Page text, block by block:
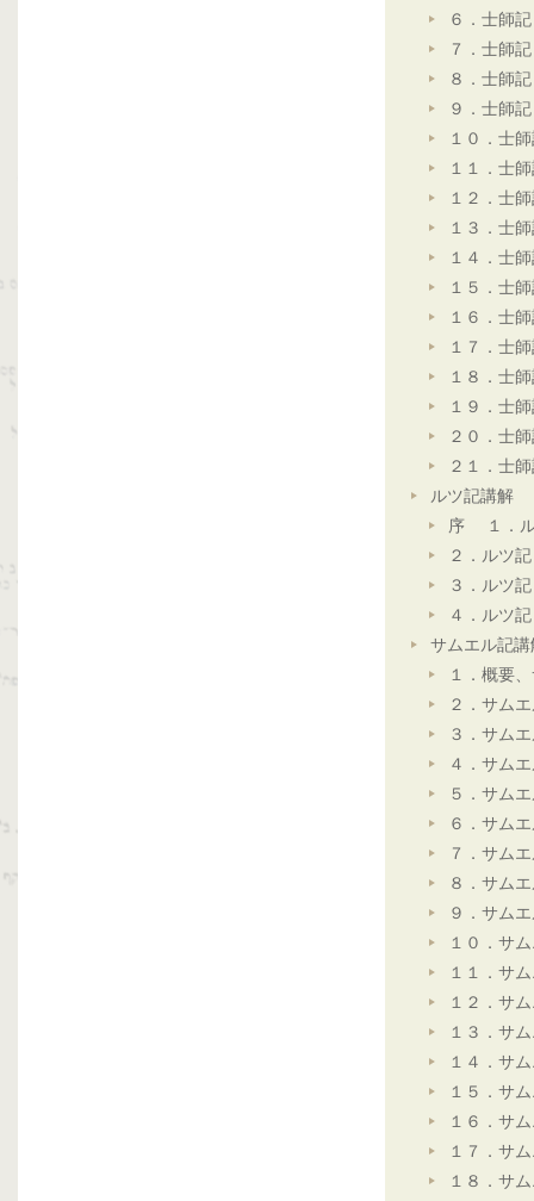
６．士師
７．士師
８．士師
９．士師
１０．士
１１．士
１２．士
１３．士
１４．士
１５．士
１６．士
１７．士
１８．士
１９．士
２０．士
２１．士
ルツ記講解
序 １．ル
２．ルツ
３．ルツ
４．ルツ
サムエル記講
１．概要
２．サム
３．サム
４．サム
５．サム
６．サム
７．サム
８．サム
９．サム
１０．サ
１１．サ
１２．サ
１３．サ
１４．サ
１５．サ
１６．サ
１７．サ
１８．サ